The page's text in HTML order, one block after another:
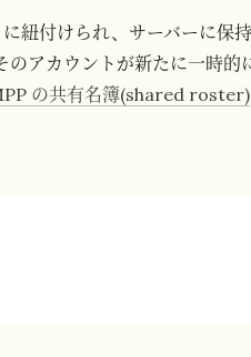
紐付けられ、サーバーに保
アカウントが新たに一時的
の共有名簿(shared roster)